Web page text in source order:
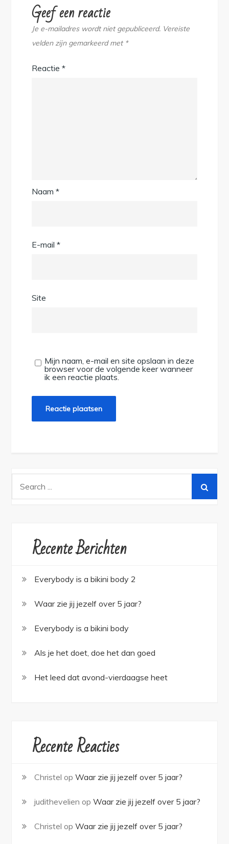
Geef een reactie
Je e-mailadres wordt niet gepubliceerd. Vereiste
velden zijn gemarkeerd met *
Reactie*
Naam*
E-mail*
Site
Mijn naam, e-mail en site opslaan in deze
browser voor de volgende keer wanneer
ik een reactie plaats.
Recente Berichten
Everybody is a bikini body 2
Waar zie jij jezelf over 5 jaar?
Everybody is a bikini body
Als je het doet, doe het dan goed
Het leed dat avond-vierdaagse heet
Recente Reacties
Christel opWaar zie jij jezelf over 5 jaar?
judithevelien opWaar zie jij jezelf over 5 jaar?
Christel opWaar zie jij jezelf over 5 jaar?